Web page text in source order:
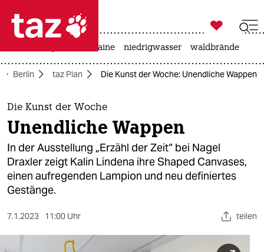
 taz zahl ich
taz zahl ich
themen
politik
öko
gesellschaft
kultur
sport

taz zahl ich
krieg in der ukraine niedrigwasser waldbrände
Berlin taz Plan Die Kunst der Woche: Unendliche Wappen
Die Kunst der Woche
Unendliche Wappen
In der Ausstellung „Erzähl der Zeit“ bei Nagel
Draxler zeigt Kalin Lindena ihre Shaped Canvases,
einen aufregenden Lampion und neu definiertes
Gestänge.
7.1.2023 11:00 Uhr teilen